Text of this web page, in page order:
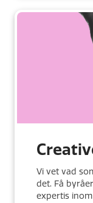
Vi vet vad
det. Få
expertis